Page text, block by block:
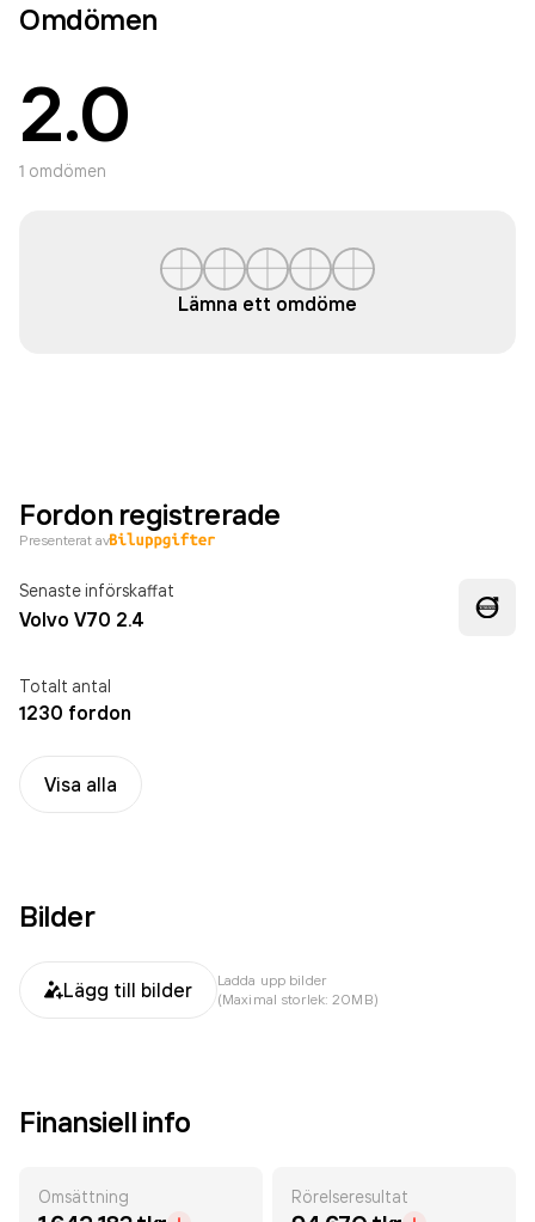
Omdömen
2.0
1 omdömen
Lämna ett omdöme
Fordon registrerade
Presenterat av
Senaste införskaffat
Volvo V70 2.4
Totalt antal
1230 fordon
Visa alla
Bilder
Lägg till bilder
Ladda upp bilder
(Maximal storlek: 20MB)
Finansiell info
Omsättning Rörelseresultat